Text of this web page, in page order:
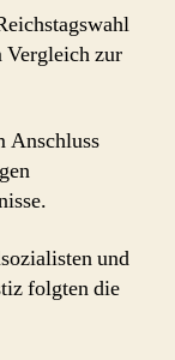
Vergleich zur
Anschluss
und
folgten die